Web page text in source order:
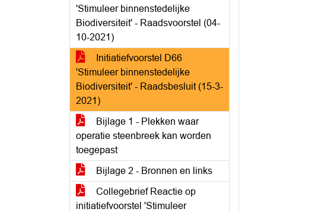
'Stimuleer binnenstedelijke
Biodiversiteit' - Raadsvoorstel (04-
10-2021)
Initiatiefvoorstel D66
'Stimuleer binnenstedelijke
Biodiversiteit' - Raadsbesluit (15-3-
2021)
Bijlage 1 - Plekken waar
operatie steenbreek kan worden
toegepast
Bijlage 2 - Bronnen en links
Collegebrief Reactie op
initiatiefvoorstel 'Stimuleer